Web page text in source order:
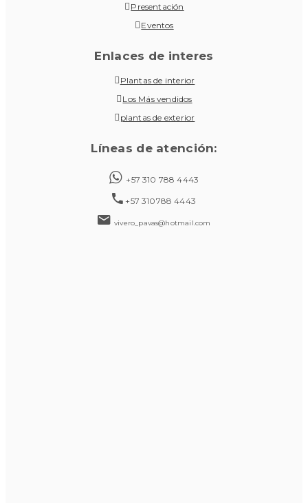
Presentación
Eventos
Enlaces de interes
Plantas de interior
Los Más vendidos
plantas de exterior
Líneas de atención:
+57 310 788 4443
+57 310788 4443
vivero_pavas@hotmail.com